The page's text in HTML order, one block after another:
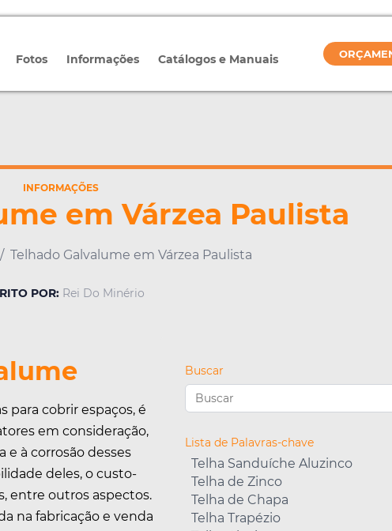
Fotos Informações Catálogos e Manuais
INFORMAÇÕES
em Várzea Paulista
/ Telhado Galvalume em Várzea Paulista
POR: Rei Do Minério
para cobrir espaços, é
em consideração,
e à corrosão desses
deles, o custo-
entre outros aspectos.
na fabricação e venda
Buscar
Lista de Palavras-chave
Telha Sanduíche Aluzinco
Telha de Zinco
Telha de Chapa
Telha Trapézio